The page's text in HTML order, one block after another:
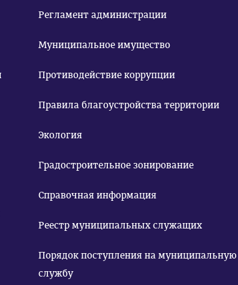
Регламент администрации
Муниципальное имущество
Противодействие коррупции
Правила благоустройства территории
Экология
Градостроительное зонирование
Справочная информация
Реестр муниципальных служащих
Порядок поступления на муниципальную
службу